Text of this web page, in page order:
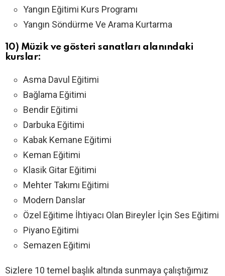
Yangın Eğitimi Kurs Programı
Yangın Söndürme Ve Arama Kurtarma
10) Müzik ve gösteri sanatları alanındaki
kurslar:
Asma Davul Eğitimi
Bağlama Eğitimi
Bendir Eğitimi
Darbuka Eğitimi
Kabak Kemane Eğitimi
Keman Eğitimi
Klasik Gitar Eğitimi
Mehter Takımı Eğitimi
Modern Danslar
Özel Eğitime İhtiyacı Olan Bireyler İçin Ses Eğitimi
Piyano Eğitimi
Semazen Eğitimi
Sizlere 10 temel başlık altında sunmaya çalıştığımız